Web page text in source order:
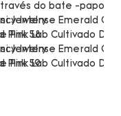
do bate -papo